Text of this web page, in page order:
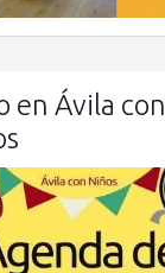
en Ávila con